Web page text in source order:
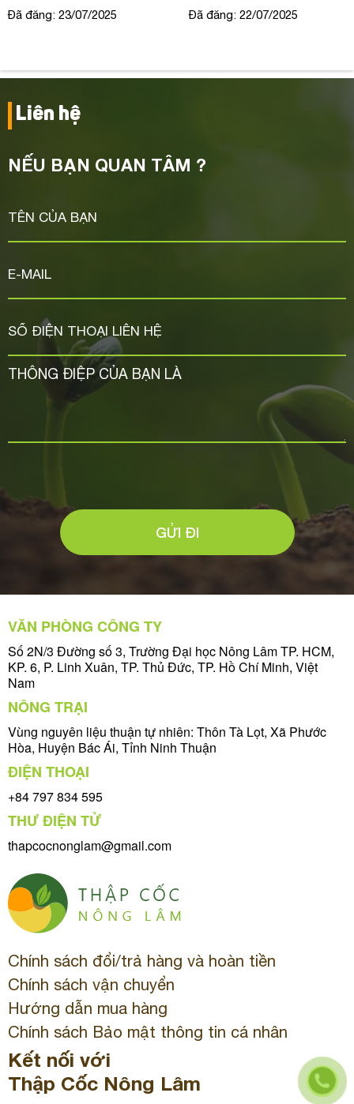
Đã đăng: 23/07/2025 Đã đăng: 22/07/2025
Liên hệ
NẾU BẠN QUAN TÂM ?
GỬI ĐI
VĂN PHÒNG CÔNG TY
Số 2N/3 Đường số 3, Trường Đại học Nông Lâm TP. HCM,
KP. 6, P. Linh Xuân, TP. Thủ Đức, TP. Hồ Chí Minh, Việt
Nam
NÔNG TRẠI
Vùng nguyên liệu thuận tự nhiên: Thôn Tà Lọt, Xã Phước
Hòa, Huyện Bác Ái, Tỉnh Ninh Thuận
ĐIỆN THOẠI
+84 797 834 595
THƯ ĐIỆN TỬ
thapcocnonglam@gmail.com
Chính sách đổi/trả hàng và hoàn tiền
Chính sách vận chuyển
Hướng dẫn mua hàng
Chính sách Bảo mật thông tin cá nhân
Kết nối với
Thập Cốc Nông Lâm